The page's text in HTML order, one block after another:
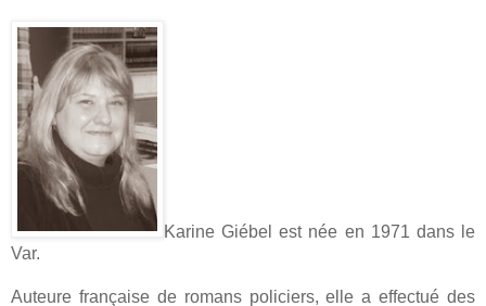
Karine Giébel est née en 1971 dans le
Var.
Auteure française de romans policiers, elle a effectué des